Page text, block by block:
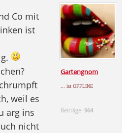
Gartengnom
... ist OFFLINE
Beiträge:964
Co mit
ist
weil es
arg ins
nicht